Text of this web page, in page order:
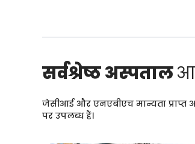
सर्वश्रेष्ठ अस्पताल
जेसीआई और एनएबीएच मान्यता प्राप्त
पर उपलब्ध हैं।